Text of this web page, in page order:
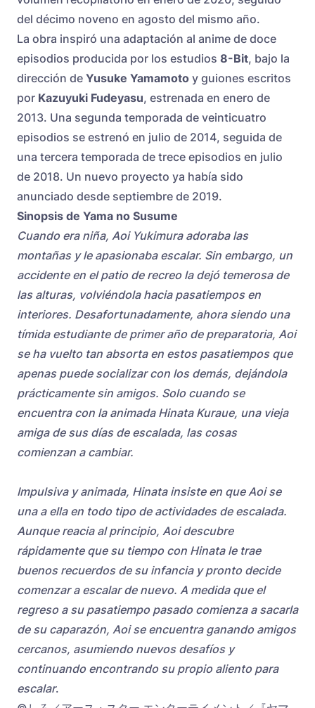
del décimo noveno en agosto del mismo año.
La obra inspiró una adaptación al anime de doce
episodios producida por los estudios 8-Bit, bajo la
dirección de Yusuke Yamamoto y guiones escritos
por Kazuyuki Fudeyasu, estrenada en enero de
2013. Una segunda temporada de veinticuatro
episodios se estrenó en julio de 2014, seguida de
una tercera temporada de trece episodios en julio
de 2018. Un nuevo proyecto ya había sido
anunciado desde septiembre de 2019.
Sinopsis de Yama no Susume
Cuando era niña, Aoi Yukimura adoraba las
montañas y le apasionaba escalar. Sin embargo, un
accidente en el patio de recreo la dejó temerosa de
las alturas, volviéndola hacia pasatiempos en
interiores. Desafortunadamente, ahora siendo una
tímida estudiante de primer año de preparatoria, Aoi
se ha vuelto tan absorta en estos pasatiempos que
apenas puede socializar con los demás, dejándola
prácticamente sin amigos. Solo cuando se
encuentra con la animada Hinata Kuraue, una vieja
amiga de sus días de escalada, las cosas
comienzan a cambiar.
Impulsiva y animada, Hinata insiste en que Aoi se
una a ella en todo tipo de actividades de escalada.
Aunque reacia al principio, Aoi descubre
rápidamente que su tiempo con Hinata le trae
buenos recuerdos de su infancia y pronto decide
comenzar a escalar de nuevo. A medida que el
regreso a su pasatiempo pasado comienza a sacarla
de su caparazón, Aoi se encuentra ganando amigos
cercanos, asumiendo nuevos desafíos y
continuando encontrando su propio aliento para
escalar.